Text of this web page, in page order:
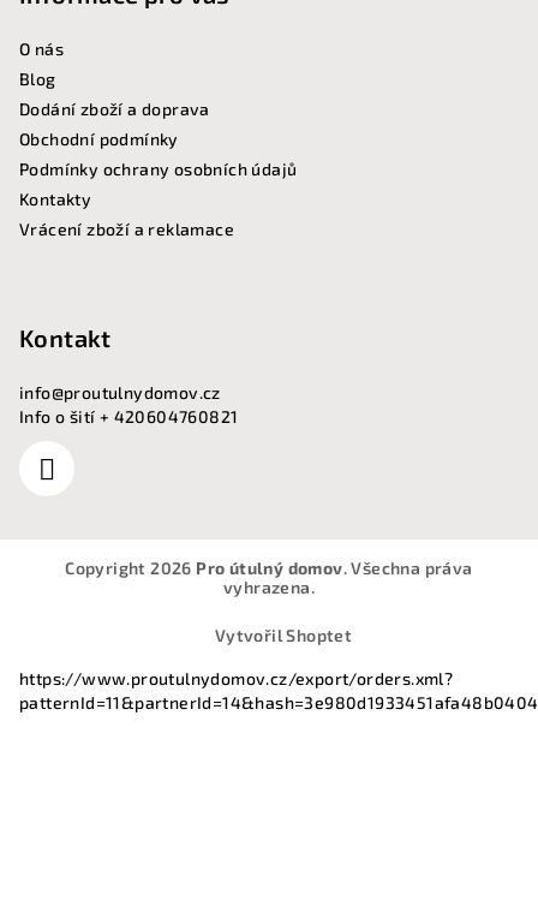
O nás
Blog
Dodání zboží a doprava
Obchodní podmínky
Podmínky ochrany osobních údajů
Kontakty
Vrácení zboží a reklamace
Kontakt
info@proutulnydomov.cz
Info o šití + 420604760821
Copyright 2026 Pro útulný domov. Všechna práva
vyhrazena.
Vytvořil Shoptet
https://www.proutulnydomov.cz/export/orders.xml?